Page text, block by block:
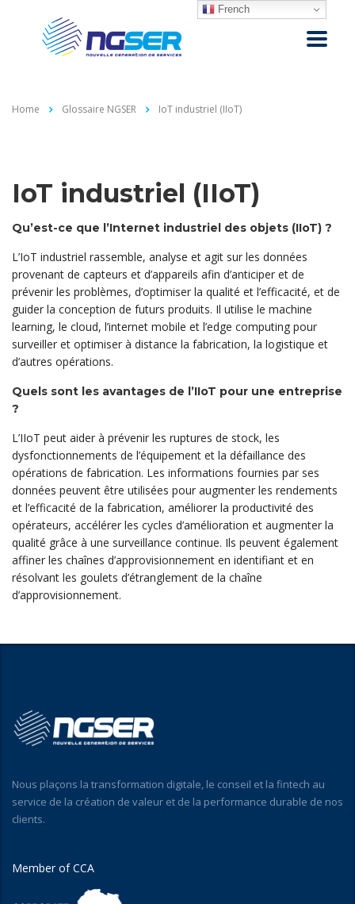
Home Glossaire NGSER IoT industriel (IIoT)
IoT industriel (IIoT)
Qu’est-ce que l’Internet industriel des objets (IIoT) ?
L’IoT industriel rassemble, analyse et agit sur les données
provenant de capteurs et d’appareils afin d’anticiper et de
prévenir les problèmes, d’optimiser la qualité et l’efficacité, et de
guider la conception de futurs produits. Il utilise le machine
learning, le cloud, l’internet mobile et l’edge computing pour
surveiller et optimiser à distance la fabrication, la logistique et
d’autres opérations.
Quels sont les avantages de l’IIoT pour une entreprise
?
L’IIoT peut aider à prévenir les ruptures de stock, les
dysfonctionnements de l’équipement et la défaillance des
opérations de fabrication. Les informations fournies par ses
données peuvent être utilisées pour augmenter les rendements
et l’efficacité de la fabrication, améliorer la productivité des
opérateurs, accélérer les cycles d’amélioration et augmenter la
qualité grâce à une surveillance continue. Ils peuvent également
affiner les chaînes d’approvisionnement en identifiant et en
résolvant les goulets d’étranglement de la chaîne
d’approvisionnement.
Nous plaçons la transformation digitale, le conseil et la fintech au
service de la création de valeur et de la performance durable de nos
clients.
Member of CCA
French